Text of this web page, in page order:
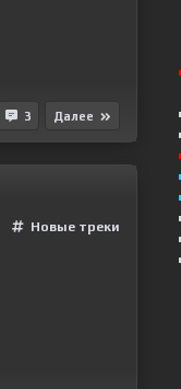
3 Далее
Новые треки